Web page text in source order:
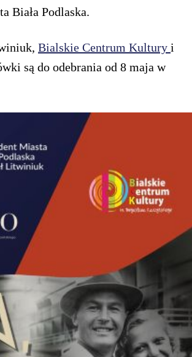
Biała Podlaska.
Bialskie Centrum Kultury i
są do odebrania od 8 maja w